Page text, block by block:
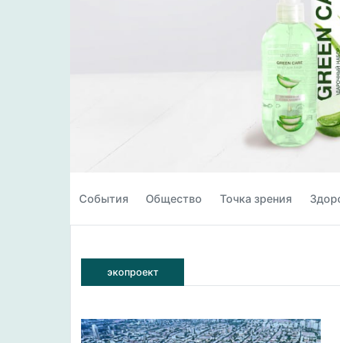
События Общество Точка зрения
экопроект